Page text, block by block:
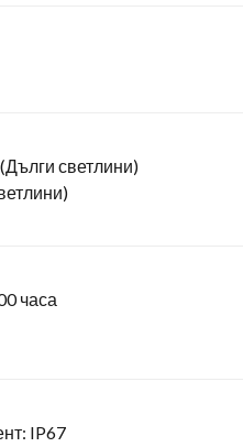
светлини)
часа
IP67